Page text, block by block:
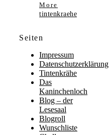
More
tintenkraehe
Seiten
Impressum
Datenschutzerklärung
Tintenkrähe
Das
Kaninchenloch
Blog – der
Lesesaal
Blogroll
Wunschliste